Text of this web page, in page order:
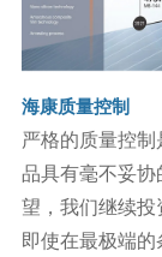
海康质量控制
严格的质量控
品具有毫不妥
望，我们继续投
即使在最极端